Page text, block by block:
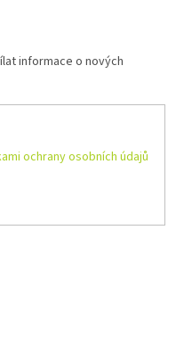
informace o nových
ochrany osobních údajů